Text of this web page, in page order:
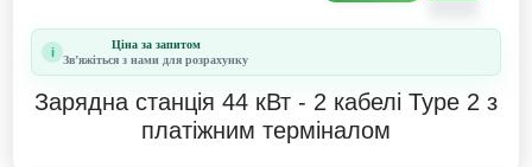
i Ціна за запитом
Звʼяжіться з нами для розрахунку
Зарядна станція 44 кВт - 2 кабелі Type 2 з
платіжним терміналом